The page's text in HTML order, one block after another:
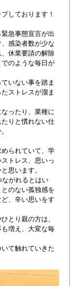
しております！
急事態宣言が出
感染者数が少な
休業要請の解除
のような毎日が
いない事を踏ま
ストレスが溜ま
ったり、業種に
りと慣れない仕
られていて、学
トレス、思いっ
思います。
がれるとはい
のない孤独感を
、辛い思いをす
とり親の方は、
増え、大変な毎
て触れていきた